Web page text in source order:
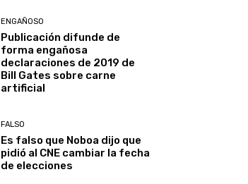
ENGAÑOSO
Publicación difunde de
forma engañosa
declaraciones de 2019 de
Bill Gates sobre carne
artificial
FALSO
Es falso que Noboa dijo que
pidió al CNE cambiar la fecha
de elecciones